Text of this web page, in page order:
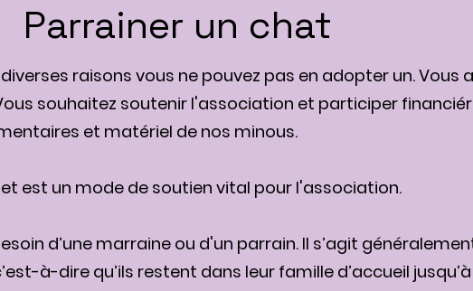
Parrainer un chat
raisons vous ne pouvez pas en adopter un. Vous
souhaitez soutenir l'association et participer
et matériel de nos minous.
est un mode de soutien vital pour l'association.
d’une marraine ou d'un parrain. Il s’agit
à-dire qu’ils restent dans leur famille d’accueil